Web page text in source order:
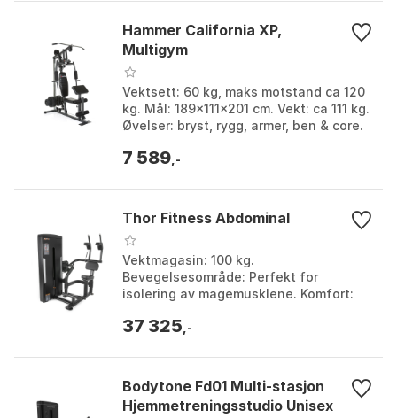
Hammer California XP,
Multigym
Vektsett: 60 kg, maks motstand ca 120
kg. Mål: 189×111×201 cm. Vekt: ca 111 kg.
Øvelser: bryst, rygg, armer, ben & core.
7 589 ,-
Thor Fitness Abdominal
Vektmagasin: 100 kg.
Bevegelsesområde: Perfekt for
isolering av magemusklene. Komfort:
sete. Bruksområde: Favoritt blant
maskinpark.
37 325 ,-
Bodytone Fd01 Multi-stasjon
Hjemmetreningsstudio Unisex